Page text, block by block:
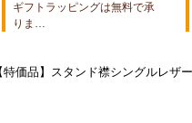
ギフトラッピングは無料で承
りま…
特価品】スタンド襟シングルレザ